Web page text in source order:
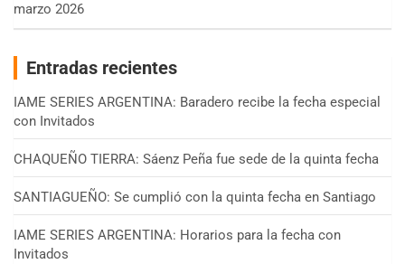
marzo 2026
Entradas recientes
IAME SERIES ARGENTINA: Baradero recibe la fecha especial
con Invitados
CHAQUEÑO TIERRA: Sáenz Peña fue sede de la quinta fecha
SANTIAGUEÑO: Se cumplió con la quinta fecha en Santiago
IAME SERIES ARGENTINA: Horarios para la fecha con
Invitados